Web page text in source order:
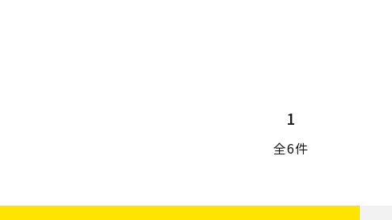
1
全6件